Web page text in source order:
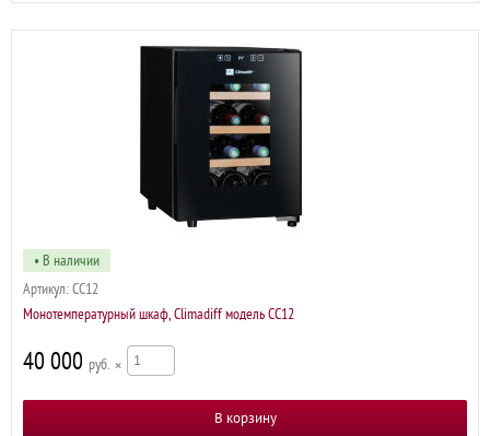
• В наличии
Артикул: CC12
Монотемпературный шкаф, Climadiff модель CC12
40 000 р ×